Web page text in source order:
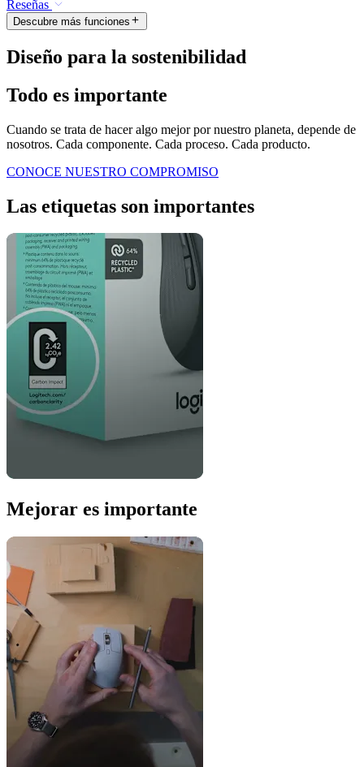
Reseñas
Descubre más funciones
Diseño para la sostenibilidad
Todo es importante
Cuando se trata de hacer algo mejor por nuestro planeta, depende de
nosotros. Cada componente. Cada proceso. Cada producto.
CONOCE NUESTRO COMPROMISO
Las etiquetas son importantes
Mejorar es importante